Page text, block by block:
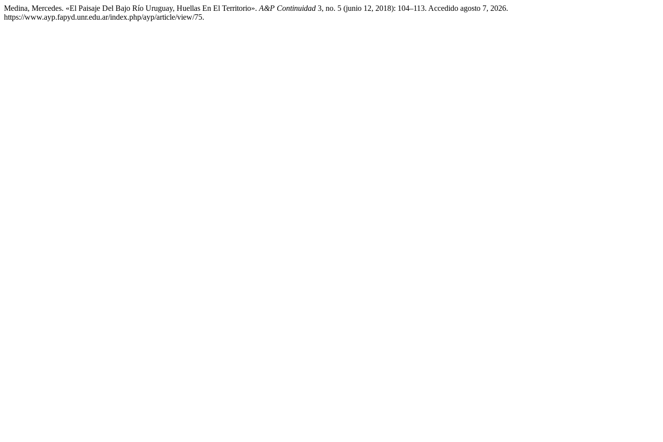
Medina, Mercedes. «El Paisaje Del Bajo Río Uruguay, Huellas En El Territorio». A&P Continuidad 3, no. 5 (junio 12, 2018): 104–113. Accedido agosto 7, 2026.
https://www.ayp.fapyd.unr.edu.ar/index.php/ayp/article/view/75.